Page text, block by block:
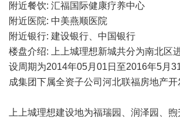
附近餐饮: 汇福国际健康疗养中心
附近医院: 中美燕顺医院
附近银行: 建设银行、中国银行
楼盘介绍: 上上城理想新城共分为南北区
设周期为2014年05月01日至2016年5月
成集团下属全资子公司河北联福房地产开
上上城理想建设地为福瑞园、润泽园、